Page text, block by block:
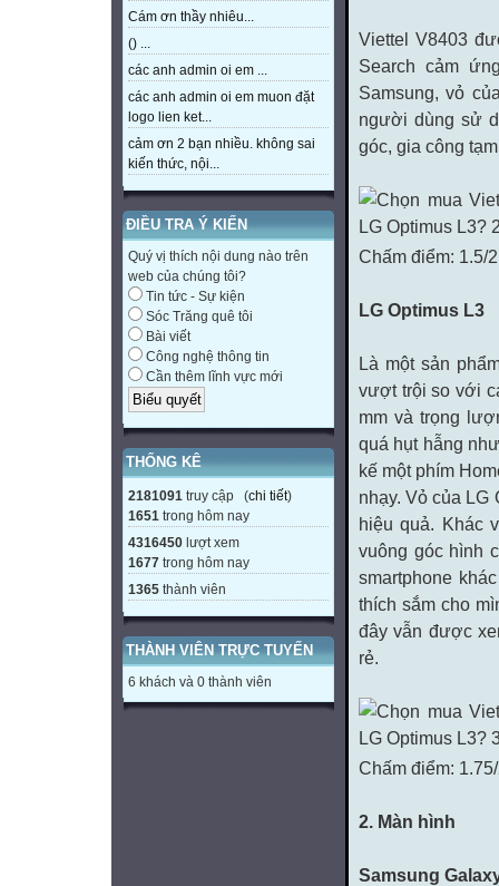
Cám ơn thầy nhiêu...
() ...
các anh admin oi em ...
các anh admin oi em muon đặt
logo lien ket...
cảm ơn 2 bạn nhiều. không sai
kiến thức, nội...
ĐIỀU TRA Ý KIẾN
Quý vị thích nội dung nào trên
web của chúng tôi?
Tin tức - Sự kiện
Sóc Trăng quê tôi
Bài viết
Công nghệ thông tin
Cần thêm lĩnh vực mới
THỐNG KÊ
2181091 truy cập (chi tiết)
1651 trong hôm nay
4316450 lượt xem
1677 trong hôm nay
1365 thành viên
THÀNH VIÊN TRỰC TUYẾN
6 khách và 0 thành viên
Viettel V8403
Search cảm
Samsung, vỏ
người dùng sử
góc, gia công
Chấm điểm: 1.5/
LG Optimus L3
Là một sản
vượt trội so với
mm và trọng
quá hụt hẫng
kế một phím
nhạy. Vỏ của LG
hiệu quả. Khác
vuông góc hình
smartphone
thích sắm cho
đây vẫn được
rẻ.
Chấm điểm:
2. Màn hình
Samsung